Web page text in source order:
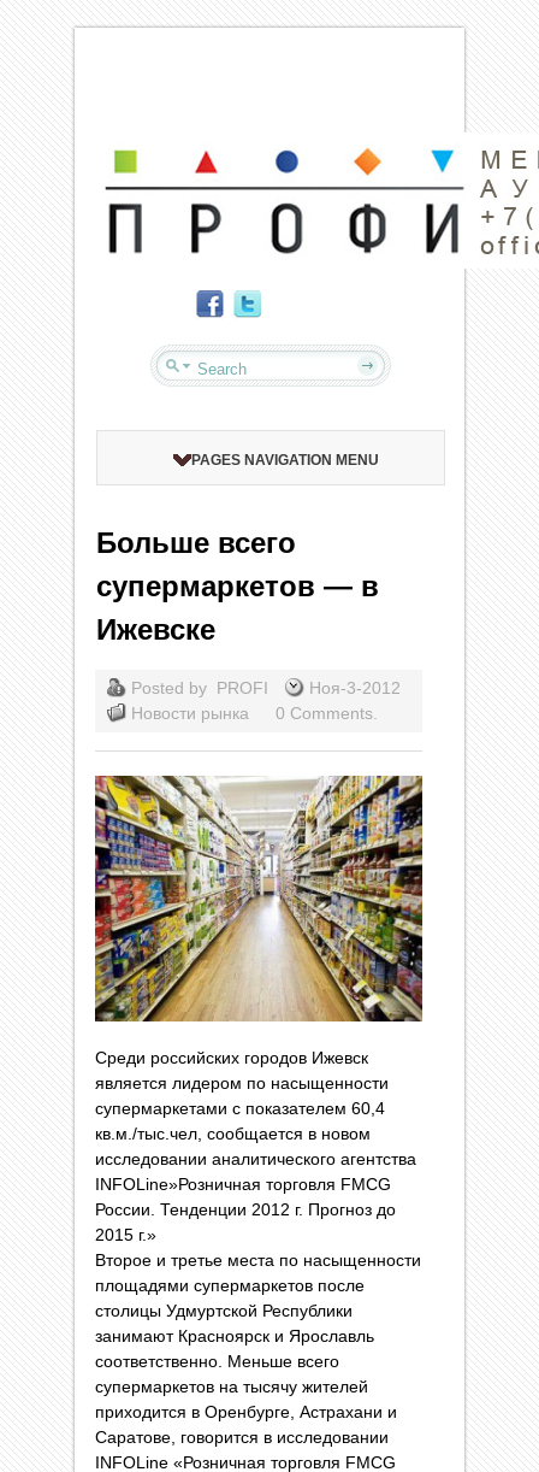
PAGES NAVIGATION MENU
Больше всего
супермаркетов — в
Ижевске
Posted by PROFI
Ноя-3-2012
Новости рынка
0 Comments.
Среди российских городов Ижевск
является лидером по насыщенности
супермаркетами с показателем 60,4
кв.м./тыс.чел, сообщается в новом
исследовании аналитического агентства
INFOLine»Розничная торговля FMCG
России. Тенденции 2012 г. Прогноз до
2015 г.»
Второе и третье места по насыщенности
площадями супермаркетов после
столицы Удмуртской Республики
занимают Красноярск и Ярославль
соответственно. Меньше всего
супермаркетов на тысячу жителей
приходится в Оренбурге, Астрахани и
Саратове, говорится в исследовании
INFOLine «Розничная торговля FMCG